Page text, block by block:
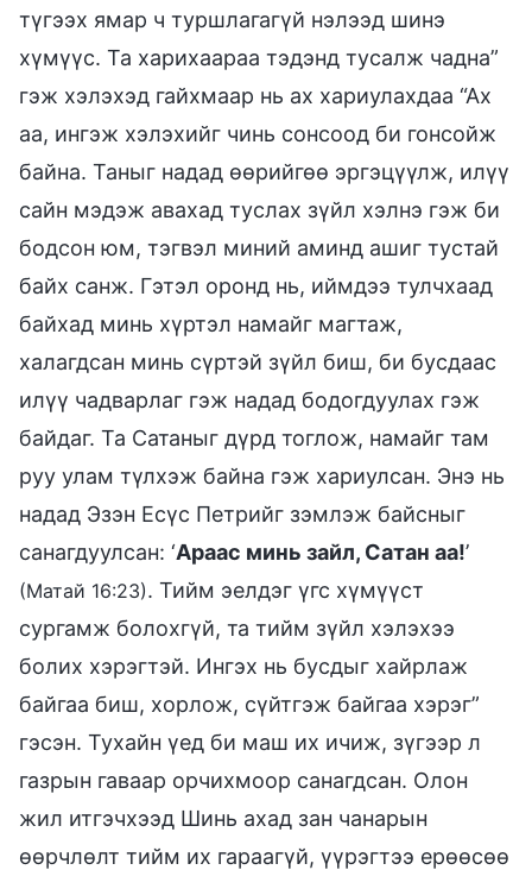
түгээх ямар ч туршлагагүй нэлээд шинэ
хүмүүс. Та харихаараа тэдэнд тусалж чадна”
гэж хэлэхэд гайхмаар нь ах хариулахдаа “Ах
аа, ингэж хэлэхийг чинь сонсоод би гонсойж
байна. Таныг надад өөрийгөө эргэцүүлж, илүү
сайн мэдэж авахад туслах зүйл хэлнэ гэж би
бодсон юм, тэгвэл миний аминд ашиг тустай
байх санж. Гэтэл оронд нь, иймдээ тулчхаад
байхад минь хүртэл намайг магтаж,
халагдсан минь сүртэй зүйл биш, би бусдаас
илүү чадварлаг гэж надад бодогдуулах гэж
байдаг. Та Сатаныг дүрд тоглож, намайг там
руу улам түлхэж байна гэж хариулсан. Энэ нь
надад Эзэн Есүс Петрийг зэмлэж байсныг
санагдуулсан: ‘Араас минь зайл, Сатан аа!’
(Матай 16:23). Тийм эелдэг үгс хүмүүст
сургамж болохгүй, та тийм зүйл хэлэхээ
болих хэрэгтэй. Ингэх нь бусдыг хайрлаж
байгаа биш, хорлож, сүйтгэж байгаа хэрэг”
гэсэн. Тухайн үед би маш их ичиж, зүгээр л
газрын гаваар орчихмоор санагдсан. Олон
жил итгэчхээд Шинь ахад зан чанарын
өөрчлөлт тийм их гараагүй, үүрэгтээ ерөөсөө